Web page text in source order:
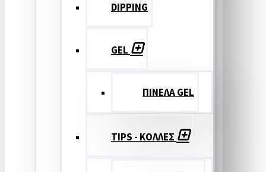
DIPPING
GEL
ΠΙΝΕΛΑ GEL
TIPS - ΚΟΛΛΕΣ